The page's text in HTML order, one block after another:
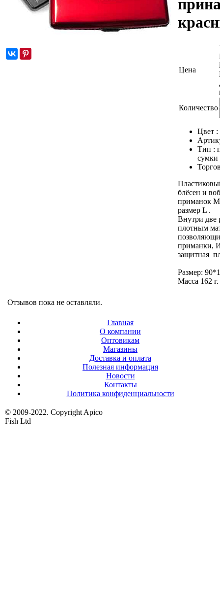
Цена
Количество
Цвет :
Тип :
сумки
блёсен и
приманок
размер L .
Внутри две
плотным
приманки,
защитная
Размер:
Масса 162 г.
Отзывов пока не оставляли.
Главная
О компании
Оптовикам
Магазины
Доставка и оплата
Полезная информация
Новости
Контакты
Политика конфиденциальности
© 2009-2022. Copyright Apico
Fish Ltd